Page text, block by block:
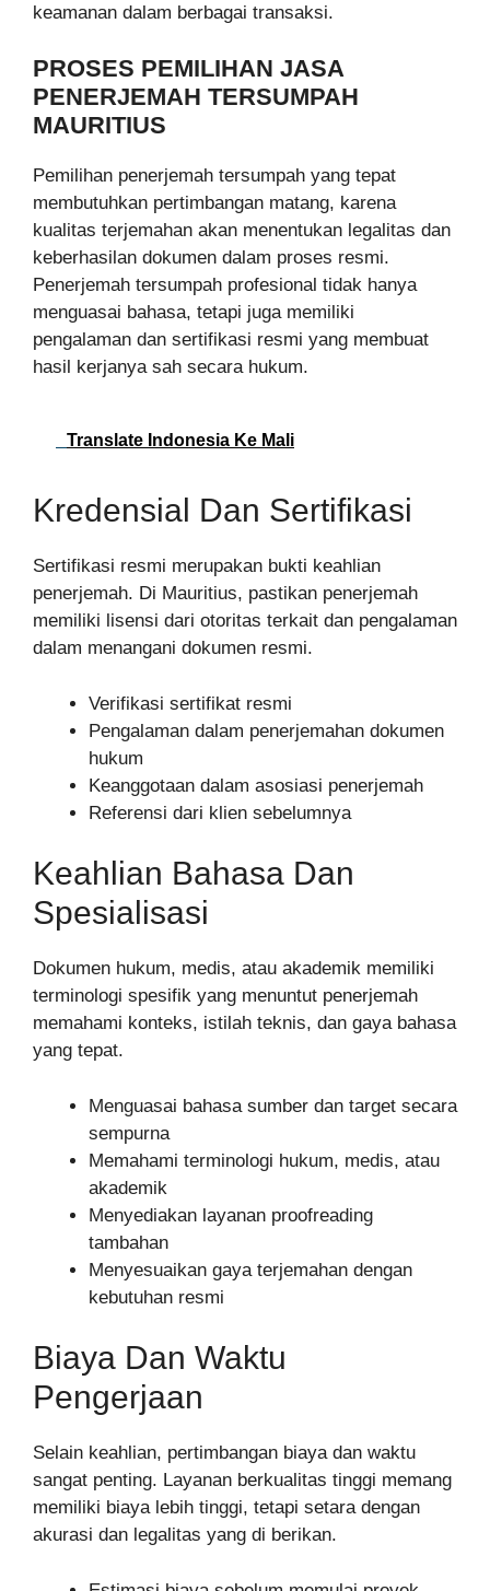
keamanan dalam berbagai transaksi.
PROSES PEMILIHAN JASA
PENERJEMAH TERSUMPAH
MAURITIUS
Pemilihan penerjemah tersumpah yang tepat
membutuhkan pertimbangan matang, karena
kualitas terjemahan akan menentukan legalitas dan
keberhasilan dokumen dalam proses resmi.
Penerjemah tersumpah profesional tidak hanya
menguasai bahasa, tetapi juga memiliki
pengalaman dan sertifikasi resmi yang membuat
hasil kerjanya sah secara hukum.
Translate Indonesia Ke Mali
Kredensial Dan Sertifikasi
Sertifikasi resmi merupakan bukti keahlian
penerjemah. Di Mauritius, pastikan penerjemah
memiliki lisensi dari otoritas terkait dan pengalaman
dalam menangani dokumen resmi.
Verifikasi sertifikat resmi
Pengalaman dalam penerjemahan dokumen
hukum
Keanggotaan dalam asosiasi penerjemah
Referensi dari klien sebelumnya
Keahlian Bahasa Dan
Spesialisasi
Dokumen hukum, medis, atau akademik memiliki
terminologi spesifik yang menuntut penerjemah
memahami konteks, istilah teknis, dan gaya bahasa
yang tepat.
Menguasai bahasa sumber dan target secara
sempurna
Memahami terminologi hukum, medis, atau
akademik
Menyediakan layanan proofreading
tambahan
Menyesuaikan gaya terjemahan dengan
kebutuhan resmi
Biaya Dan Waktu
Pengerjaan
Selain keahlian, pertimbangan biaya dan waktu
sangat penting. Layanan berkualitas tinggi memang
memiliki biaya lebih tinggi, tetapi setara dengan
akurasi dan legalitas yang di berikan.